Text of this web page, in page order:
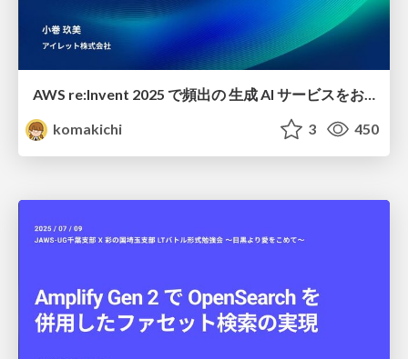
AWS re:Invent 2025 で頻出の 生成 AI サービスをおさらい
komakichi
3 450